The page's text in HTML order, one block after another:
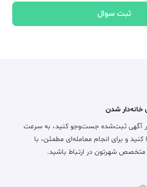
ثبت سوال
خانه‌دار شدن
آگهی ثبت‌شده جست‌وجو کنید، به سرعت
و برای انجام معامله‌ای مطمئن، با
متخصص شهرتون در ارتباط باشید.